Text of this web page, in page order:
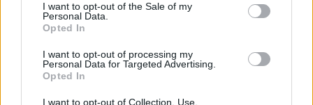
I want to opt-out of the Sale of my
Personal Data.
Opted In
I want to opt-out of processing my
Personal Data for Targeted Advertising.
Opted In
I want to opt-out of Collection, Use,